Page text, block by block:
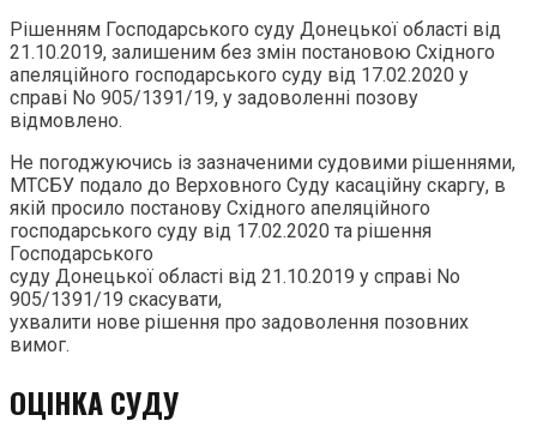
Рішенням Господарського суду Донецької області від
21.10.2019, залишеним без змін постановою Східного
апеляційного господарського суду від 17.02.2020 у
справі No 905/1391/19, у задоволенні позову
відмовлено.
Не погоджуючись із зазначеними судовими рішеннями,
МТСБУ подало до Верховного Суду касаційну скаргу, в
якій просило постанову Східного апеляційного
господарського суду від 17.02.2020 та рішення
Господарського
суду Донецької області від 21.10.2019 у справі No
905/1391/19 скасувати,
ухвалити нове рішення про задоволення позовних
вимог.
ОЦІНКА СУДУ